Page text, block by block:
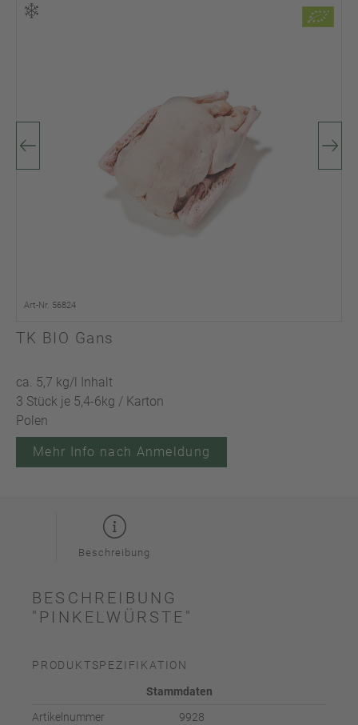
Art-Nr. 56824
TK BIO Gans
ca. 5,7 kg/l Inhalt
3 Stück je 5,4-6kg / Karton
Polen
Mehr Info nach Anmeldung
Beschreibung
BESCHREIBUNG
"PINKELWÜRSTE"
PRODUKTSPEZIFIKATION
Stammdaten
Artikelnummer
9928